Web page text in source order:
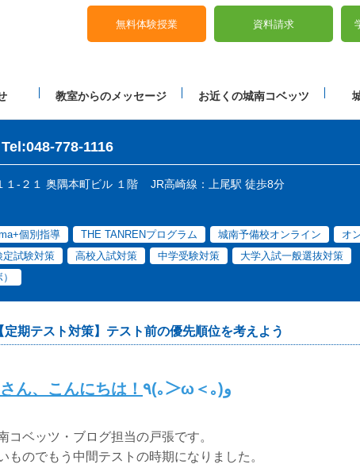
無料体験授業 資料請求
教室からのメッセージ お近くの城南コベッツ
Tel:048-778-1116
１-２１ 奥隅本町ビル １階
JR高崎線：上尾駅 徒歩8分
個別指導 THE TANRENプログラム 城南予備校オンライン オ
定試験対策 高校入試対策 中学受験対策
大学入試一般選抜対策
定期テスト対策】テスト前の優先順位を考えよう
ん、こんにちは！ ٩(｡＞ω＜｡)و
コベッツ・ブログ担当の戸張です。
ものでもう中間テストの時期になりました。